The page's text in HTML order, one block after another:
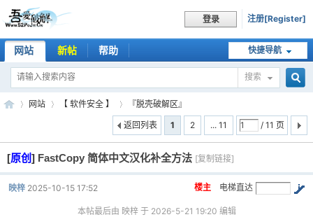
登录 注册[Register]
快捷导航
网站 新帖 帮助
搜索
吾 »
网站
›
【 软件安全 】
›
『脱壳破解区』
1
2 ... 11 / 11 页
返回列表
[原创] FastCopy 简体中文汉化补全方法 [复制链接]
电梯直达
楼主
映梓 2025-10-15 17:52
本帖最后由 映梓 于 2026-5-21 19:20 编辑